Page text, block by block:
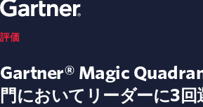
評価
Gartner® Magic
門においてリーダーに3回